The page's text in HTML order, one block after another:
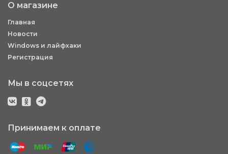
О магазине
Главная
Новости
Windows и лайфхаки
Регистрация
Мы в соцсетях
Принимаем к оплате